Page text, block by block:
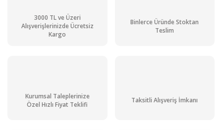
3000 TL ve Üzeri
Alışverişlerinizde Ücretsiz
Kargo
Binlerce Üründe Stoktan
Teslim
Kurumsal Taleplerinize
Özel Hızlı Fiyat Teklifi
Taksitli Alışveriş İmkanı